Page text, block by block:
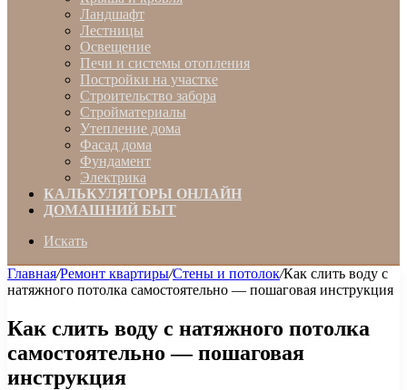
Ландшафт
Лестницы
Освещение
Печи и системы отопления
Постройки на участке
Строительство забора
Стройматериалы
Утепление дома
Фасад дома
Фундамент
Электрика
КАЛЬКУЛЯТОРЫ ОНЛАЙН
ДОМАШНИЙ БЫТ
Искать
Главная/Ремонт квартиры/Стены и потолок/Как слить воду с
натяжного потолка самостоятельно — пошаговая инструкция
Как слить воду с натяжного потолка
самостоятельно — пошаговая
инструкция